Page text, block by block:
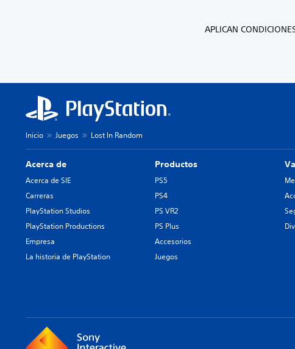
APLICAN
Inicio Juegos Lost In Random
Acerca de
Acerca de SIE
Carreras
PlayStation Studios
PlayStation Productions
Empresa
La historia de PlayStation
Productos
PS5
PS4
PS VR2
PS Plus
Accesorios
Juegos